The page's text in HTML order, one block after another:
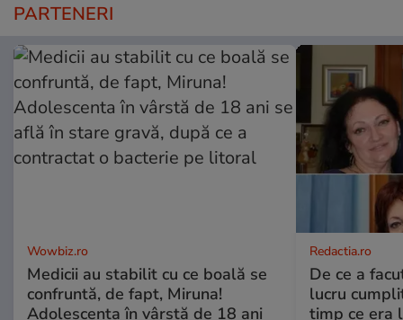
PARTENERI
Wowbiz.ro
Medicii au stabilit cu ce boală se
confruntă, de fapt, Miruna!
Adolescenta în vârstă de 18 ani
Redactia.ro
De ce a
lucru
timp ce era